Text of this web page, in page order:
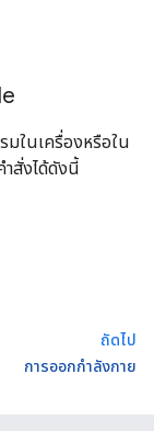
มในเครื่องหรือใน
สั่งได้ดังนี้
ถัดไป
การออกกำลังกาย